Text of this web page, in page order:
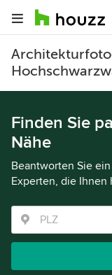
Finden Sie
Nähe
Beantworten Sie
Experten, die Ihnen